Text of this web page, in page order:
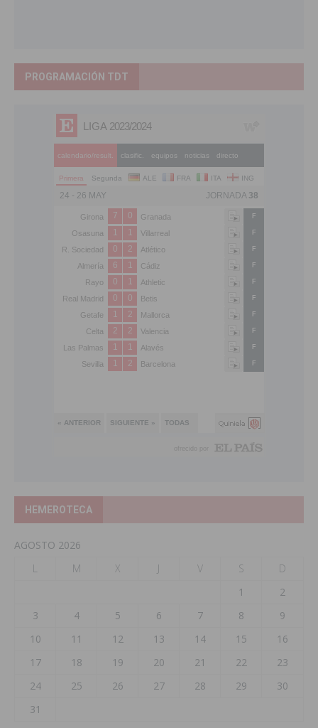
PROGRAMACIÓN TDT
HEMEROTECA
AGOSTO 2026
L
M X J V S
D
1
2
3
4 5 6 7 8
9
10
11 12 13 14 15
16
17
18 19 20 21 22
23
24
25 26 27 28 29
30
31